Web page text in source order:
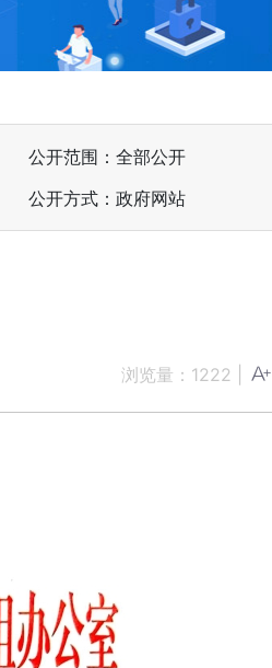
公开范围：全部公开
公开方式：政府网站
浏览量： 1222